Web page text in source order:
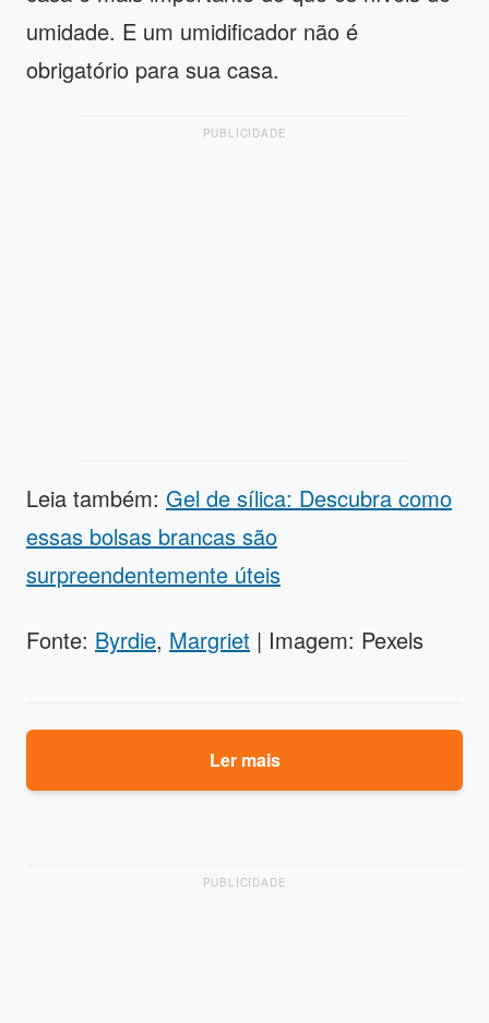
umidade. E um umidificador não é
obrigatório para sua casa.
PUBLICIDADE
Leia também: Gel de sílica: Descubra como
essas bolsas brancas são
surpreendentemente úteis
Fonte: Byrdie, Margriet | Imagem: Pexels
Ler mais
PUBLICIDADE